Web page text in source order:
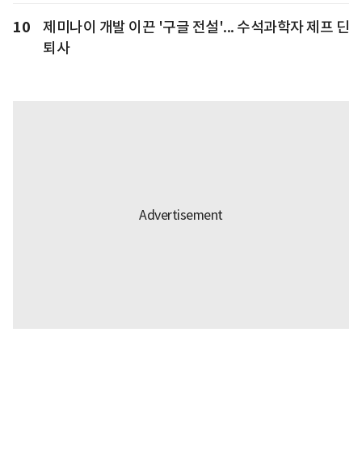
10
제미나이 개발 이끈 '구글 전설'... 수석과학자 제프 딘
퇴사